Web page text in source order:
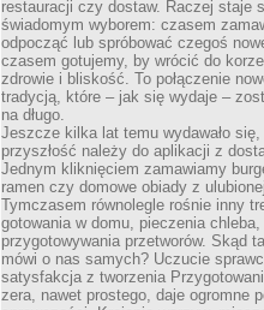
restauracji czy dostaw. Raczej staje
świadomym wyborem: czasem
odpocząć lub spróbować czegoś
czasem gotujemy, by wrócić do
zdrowie i bliskość. To połączenie
tradycją, które – jak się wydaje –
na długo.
Jeszcze kilka lat temu wydawało się,
przyszłość należy do aplikacji z
Jednym kliknięciem zamawiamy
ramen czy domowe obiady z
Tymczasem równolegle rośnie inny
gotowania w domu, pieczenia chleba,
przygotowywania przetworów. Skąd
mówi o nas samych? Uczucie
satysfakcja z tworzenia
zera, nawet prostego, daje ogromne